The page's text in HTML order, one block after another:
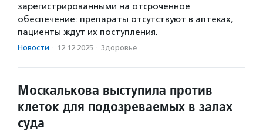
зарегистрированными на отсроченное
обеспечение: препараты отсутствуют в аптеках,
пациенты ждут их поступления.
Новости · 12.12.2025 · Здоровье
Москалькова выступила против
клеток для подозреваемых в залах
суда